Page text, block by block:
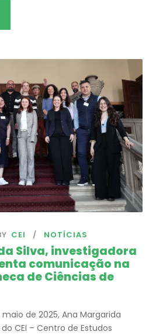
CEI NOTÍCIAS
Silva, investigadora
comunicação na
de Ciências de
de 2025, Ana Margarida
CEI – Centro de Estudos